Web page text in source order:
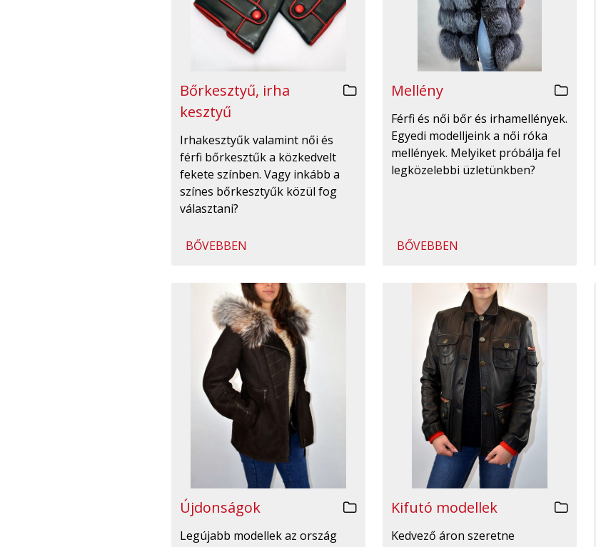
Bőrkesztyű, irha
kesztyű
Irhakesztyűk valamint női és
férfi bőrkesztűk a közkedvelt
fekete színben. Vagy inkább a
színes bőrkesztyűk közül fog
választani?
BŐVEBBEN
Mellény
Férfi és női bőr és irhamellények.
Egyedi modelljeink a női róka
mellények. Melyiket próbálja fel
legközelebbi üzletünkben?
BŐVEBBEN
Újdonságok
Legújabb modellek az ország
Kifutó modellek
Kedvező áron szeretne